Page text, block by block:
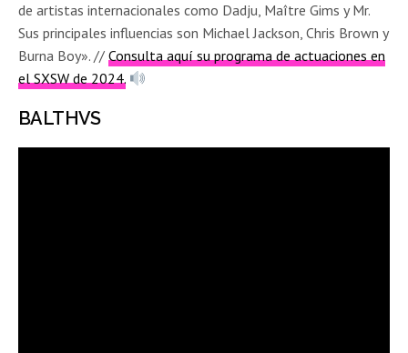
de artistas internacionales como Dadju, Maître Gims y Mr.
Sus principales influencias son Michael Jackson, Chris Brown y
Burna Boy». //Consulta aquí su programa de actuaciones en
el SXSW de 2024.
BALTHVS